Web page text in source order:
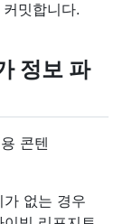
밋합니다.
정보 파
콘텐
가 없는 경우